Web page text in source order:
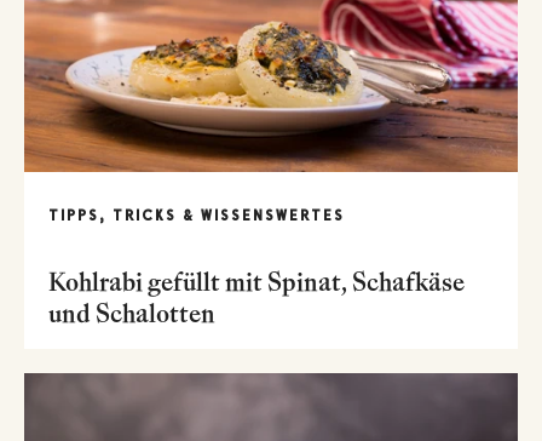
TIPPS, TRICKS & WISSENSWERTES
Kohlrabi gefüllt mit Spinat, Schafkäse
und Schalotten